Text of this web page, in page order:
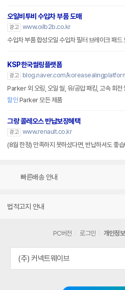
오일비투비 수입차 부품 도매
광고 www.oilb2b.co.kr
수입차 부품 합성오일 수입차 필터 브레이크 패드
KSP한국씰링플랫폼
광고
blog.naver.com/
Parker 외 오링, 오일 씰, 유/공압 패킹, 고속 회전
할인 Parker 모든 제품
그랑 콜레오스 반납보장혜택
광고 www.renault.co.kr
(8월 한정) 만족하지 못하셨다면, 반납하셔도 좋
빠른배송 안내
법적고지 안내
PC버전 로그인 개인정
(주) 커넥트웨이브